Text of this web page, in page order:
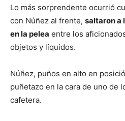
Lo más sorprendente ocurrió
con Núñez al frente, saltaron a
en la pelea entre los
objetos y líquidos.
Núñez, puños en alto en
puñetazo en la cara de uno de
cafetera.